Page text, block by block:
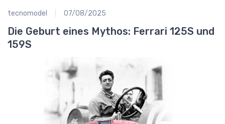
tecnomodel 07/08/2025
Die Geburt eines Mythos: Ferrari 125S und
159S